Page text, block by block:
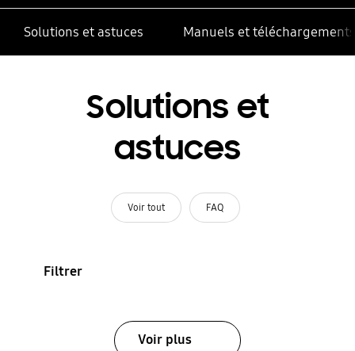
Solutions et astuces Manuels et téléchargements
Solutions et
astuces
Voir tout FAQ
Filtrer
Voir plus